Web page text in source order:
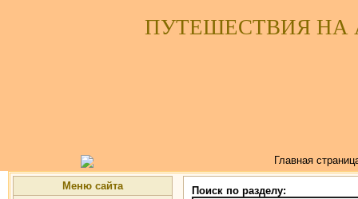
ПУТЕШЕСТВИЯ НА
Главная
Меню сайта
Поиск по разделу: